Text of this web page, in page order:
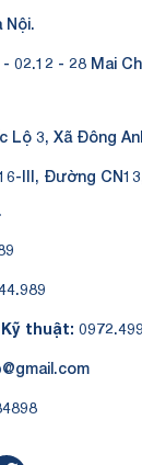
Nội.
02.12 - 28 Mai
Lộ 3, Xã Đông
III, Đường
thuật: